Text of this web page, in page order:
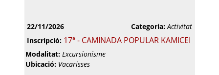
22/11/2026 Categoria: Activitat
Inscripció: 17ª - CAMINADA POPULAR KAMICEI
Modalitat: Excursionisme
Ubicació: Vacarisses